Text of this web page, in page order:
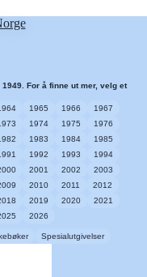
For å finne ut mer, velg et
1965 1966
1967
1974 1975
1976
1983 1984
1985
1992 1993
1994
2001 2002
2003
2010 2011
2012
2019 2020
2021
2026
Spesialutgivelser